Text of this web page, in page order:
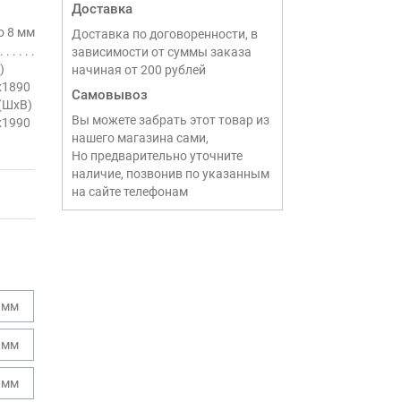
8 мм
мм
мм
мм
Доставка
Доставка по договоренности, в
зависимости от суммы заказа
начиная от 200 рублей
Самовывоз
Вы можете забрать этот товар из
нашего магазина сами,
Но предварительно уточните
наличие, позвонив по указанным
на сайте телефонам